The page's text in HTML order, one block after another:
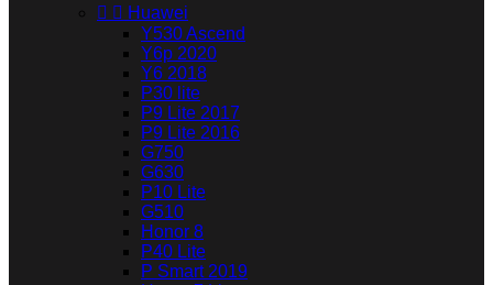
  Huawei
Y530 Ascend
Y6p 2020
Y6 2018
P30 lite
P9 Lite 2017
P9 Lite 2016
G750
G630
P10 Lite
G510
Honor 8
P40 Lite
P Smart 2019